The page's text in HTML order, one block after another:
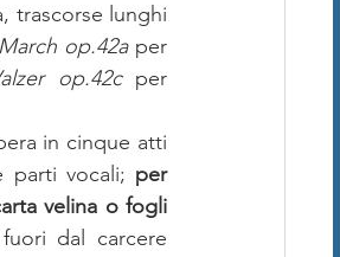
trascorse lunghi
op.42a per
op.42c per
in cinque atti
parti vocali; per
velina o fogli
dal carcere